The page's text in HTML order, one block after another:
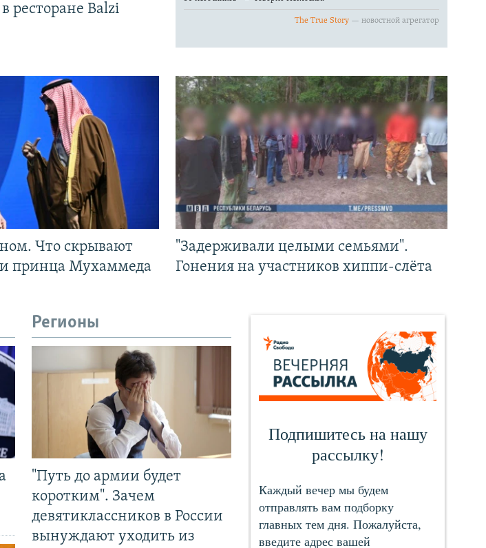
ресторане Balzi
Что скрывают
принца Мухаммеда
"Задерживали целыми семьями".
Гонения на участников хиппи-слёта
Регионы
"Путь до армии будет
коротким". Зачем
девятиклассников в России
вынуждают уходить из